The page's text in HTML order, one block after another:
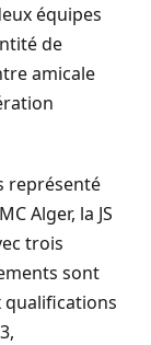
équipes
de
amicale
représenté
Alger, la JS
trois
sont
qualifications